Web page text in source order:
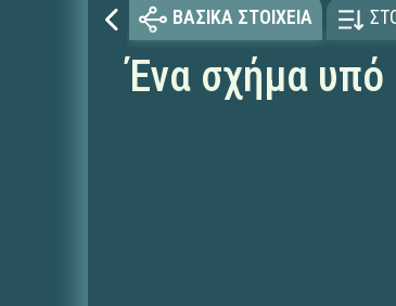
ΒΑΣΙΚΑ ΣΤΟΙΧΕΙΑ
Ένα σχήμα υπό